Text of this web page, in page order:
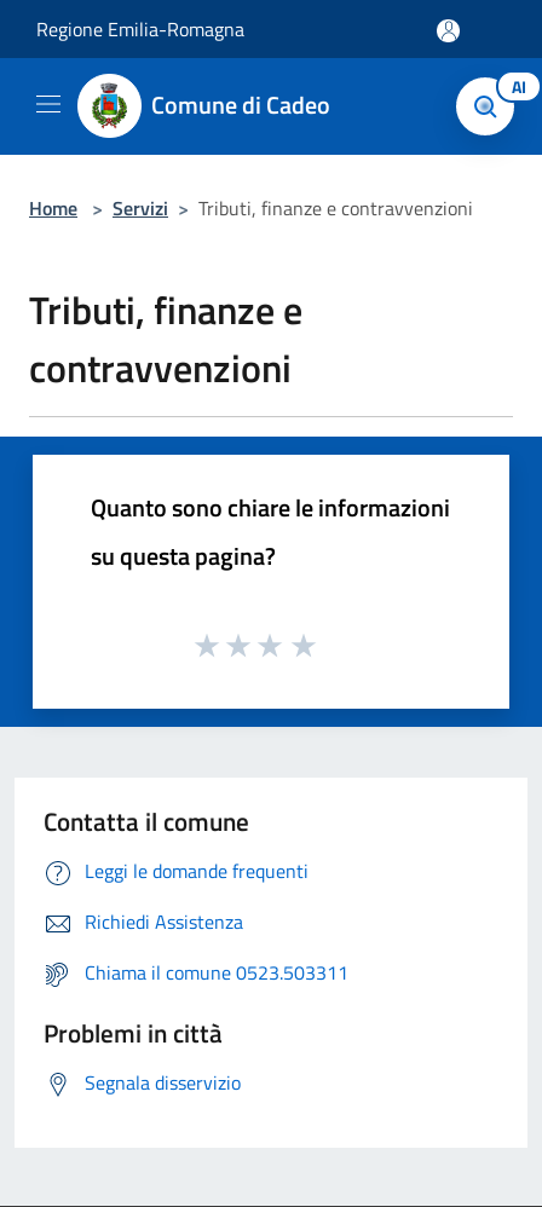
Regione Emilia-Romagna
Comune di Cadeo AI
Home > Servizi > Tributi, finanze e contravvenzioni
Tributi, finanze e
contravvenzioni
Quanto sono chiare le informazioni
su questa pagina?
Contatta il comune
Leggi le domande frequenti
Richiedi Assistenza
Chiama il comune 0523.503311
Problemi in città
Segnala disservizio